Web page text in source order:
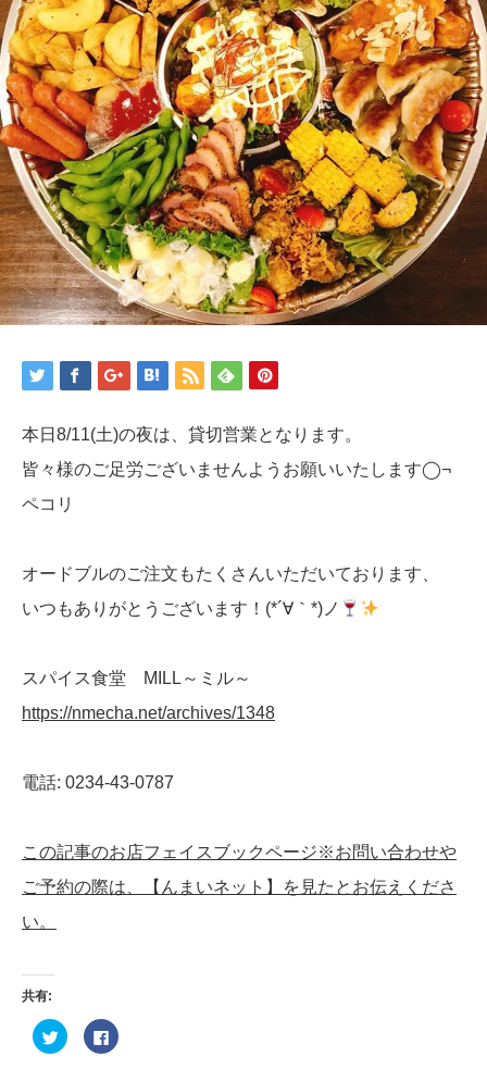
本日8/11(土)の夜は、貸切営業となります。
皆々様のご足労ございませんようお願いいたします◯¬
ペコリ
オードブルのご注文もたくさんいただいております、
いつもありがとうございます！(*´∀｀*)ノ
スパイス食堂 MILL～ミル～
https://nmecha.net/archives/1348
電話: 0234-43-0787
この記事のお店フェイスブックページ※お問い合わせや
ご予約の際は、【んまいネット】を見たとお伝えくださ
い。
共有:
ク
リ
Facebook
で